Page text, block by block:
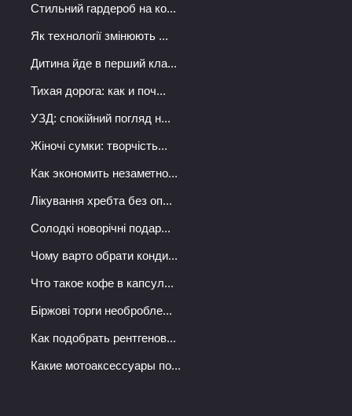
Стильний гардероб на ко...
Як технології змінюють ...
Дитина йде в перший кла...
Тихая дорога: как и поч...
УЗД: спокійний погляд н...
Жіночі сумки: творчість...
Как экономить незаметно...
Лікування хребта без оп...
Солодкі новорічні подар...
Чому варто обрати конди...
Что такое кофе в капсул...
Біржові торги необробле...
Как подобрать рентгенов...
Какие мотоаксессуары по...